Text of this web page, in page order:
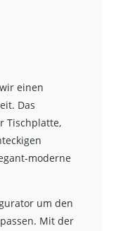
einen
Das
Tischplatte,
moderne
um den
Mit der